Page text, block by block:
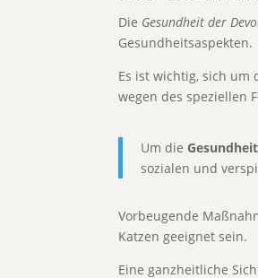
Die Gesundheit der
Gesundheitsaspekten.
Es ist wichtig, sich um
wegen des speziellen
Um die
sozialen und
Vorbeugende
Katzen geeignet sein.
Eine ganzheitliche